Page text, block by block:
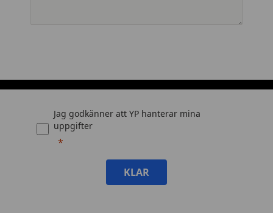
Jag godkänner att YP hanterar mina
uppgifter
KLAR